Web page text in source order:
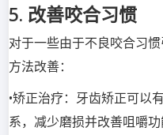
5. 改善咬合习惯
对于一些由于不良咬合习
方法改善：
•矫正治疗：牙齿矫正可以
系，减少磨损并改善咀嚼功